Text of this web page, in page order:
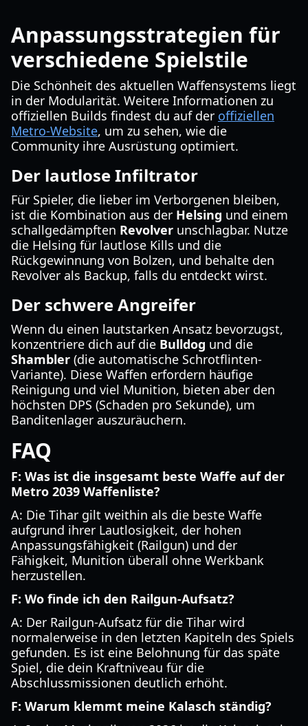
Anpassungsstrategien für
verschiedene Spielstile
Die Schönheit des aktuellen Waffensystems liegt
in der Modularität. Weitere Informationen zu
offiziellen Builds findest du auf der offiziellen
Metro-Website, um zu sehen, wie die
Community ihre Ausrüstung optimiert.
Der lautlose Infiltrator
Für Spieler, die lieber im Verborgenen bleiben,
ist die Kombination aus der Helsing und einem
schallgedämpften Revolver unschlagbar. Nutze
die Helsing für lautlose Kills und die
Rückgewinnung von Bolzen, und behalte den
Revolver als Backup, falls du entdeckt wirst.
Der schwere Angreifer
Wenn du einen lautstarken Ansatz bevorzugst,
konzentriere dich auf die Bulldog und die
Shambler (die automatische Schrotflinten-
Variante). Diese Waffen erfordern häufige
Reinigung und viel Munition, bieten aber den
höchsten DPS (Schaden pro Sekunde), um
Banditenlager auszuräuchern.
FAQ
F: Was ist die insgesamt beste Waffe auf der
Metro 2039 Waffenliste?
A: Die Tihar gilt weithin als die beste Waffe
aufgrund ihrer Lautlosigkeit, der hohen
Anpassungsfähigkeit (Railgun) und der
Fähigkeit, Munition überall ohne Werkbank
herzustellen.
F: Wo finde ich den Railgun-Aufsatz?
A: Der Railgun-Aufsatz für die Tihar wird
normalerweise in den letzten Kapiteln des Spiels
gefunden. Es ist eine Belohnung für das späte
Spiel, die dein Kraftniveau für die
Abschlussmissionen deutlich erhöht.
F: Warum klemmt meine Kalasch ständig?